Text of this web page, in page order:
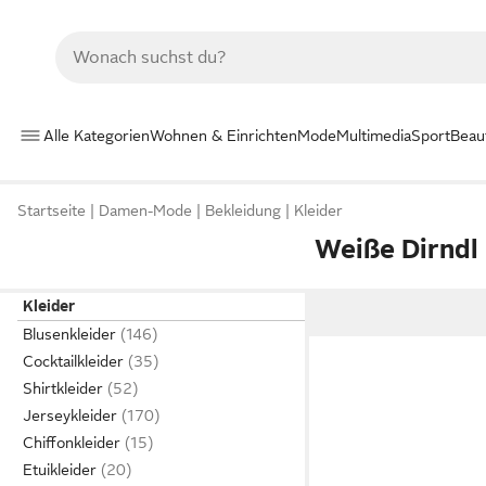
Alle KategorienWohnen & EinrichtenModeMultimediaSport
Startseite Damen-Mode Bekleidung Kleider
Weiße Dirndl
Kleider
Blusenkleider
Cocktailkleider
Shirtkleider
Jerseykleider
Chiffonkleider
Etuikleider